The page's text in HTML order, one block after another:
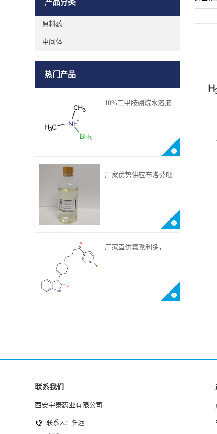
产品分类
原料药
中间体
热门产品
10%二甲胺硼烷水溶液
厂家优势供应布洛芬吡
厂家直供氟哌利多，
联系我们
西安宇泰药业有限公司
联系人：任远